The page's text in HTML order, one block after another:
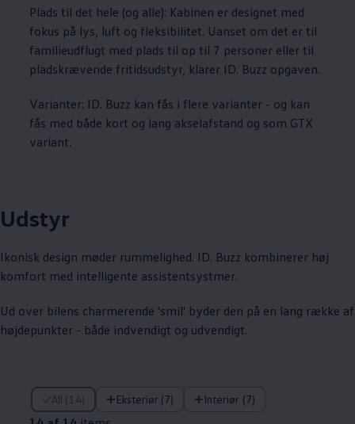
Plads til det hele (og alle): Kabinen er designet med
fokus på lys, luft og fleksibilitet. Uanset om det er til
familieudflugt med plads til op til 7 personer eller til
pladskrævende fritidsudstyr, klarer ID. Buzz opgaven.
Varianter: ID. Buzz kan fås i flere varianter - og kan
fås med både kort og lang akselafstand og som GTX
variant.
Udstyr
Ikonisk design møder rummelighed. ID. Buzz kombinerer høj
komfort med intelligente assistentsystmer.
Ud over bilens charmerende 'smil' byder den på en lang række af
højdepunkter - både indvendigt og udvendigt.
All (14) Eksteriør (7) Interiør (7)
14 af 14 items